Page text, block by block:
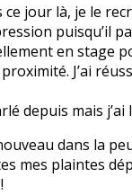
ce jour là, je le
puisqu’il
en stage
J’ai
depuis mais
dans la
mes plaintes